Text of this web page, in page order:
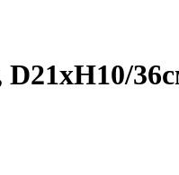
D21xH10/